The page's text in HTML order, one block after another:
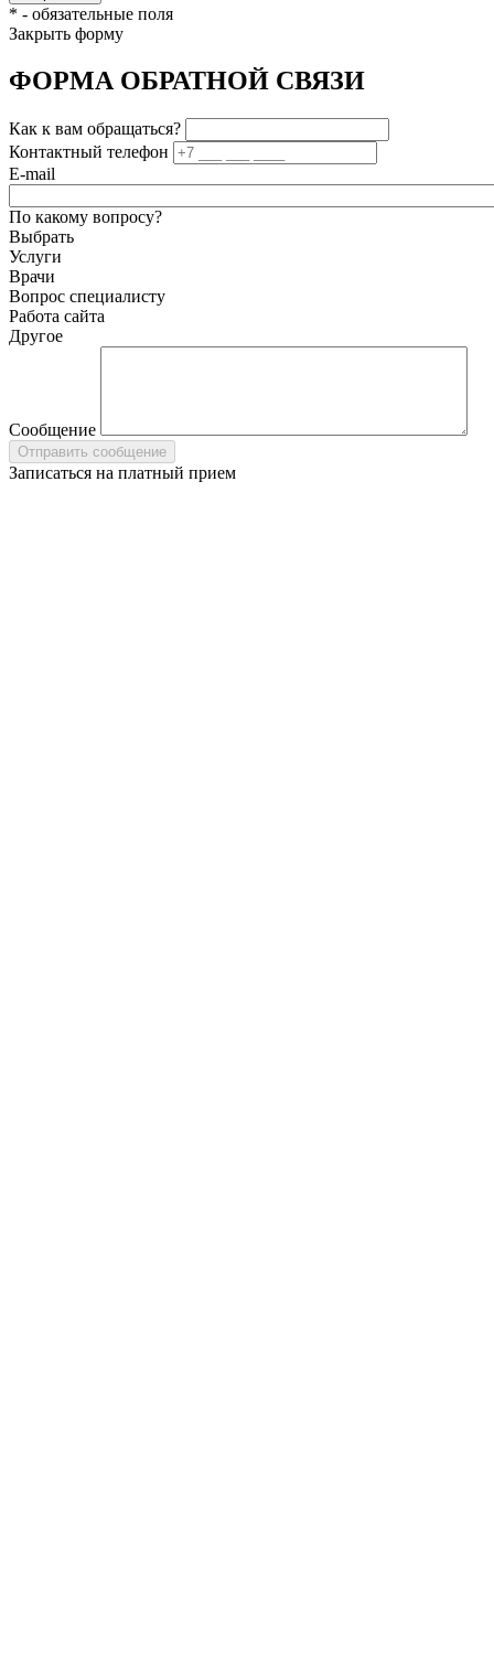
* - обязательные поля
Закрыть форму
ФОРМА ОБРАТНОЙ СВЯЗИ
Как к вам обращаться?
Контактный телефон
E-mail
По какому вопросу?
Выбрать
Услуги
Врачи
Вопрос специалисту
Работа сайта
Другое
Сообщение
Записаться на платный прием